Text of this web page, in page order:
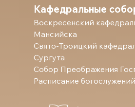
Кафедральные
Воскресенский
Мансийска
Свято-Троицкий
Сургута
Собор Преображения
Расписание богослужений